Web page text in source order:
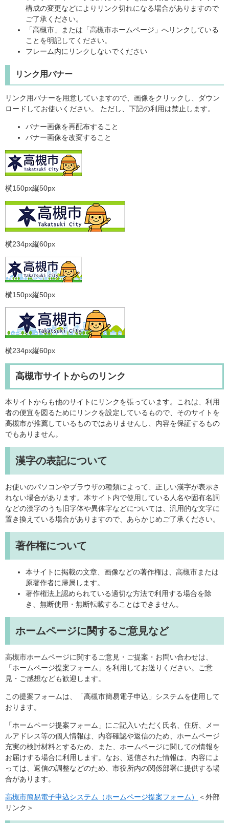
構成の変更などによりリンク切れになる場合がありますので
ご了承ください。
「高槻市」または「高槻市ホームページ」へリンクしている
ことを明記してください。
フレーム内にリンクしないでください
リンク用バナー
リンク用バナーを用意していますので、画像をクリックし、ダウン
ロードしてお使いください。 ただし、下記の利用は禁止します。
バナー画像を再配布すること
バナー画像を改変すること
横150px縦50px
横234px縦60px
横150px縦50px
横234px縦60px
高槻市サイトからのリンク
本サイトからも他のサイトにリンクを張っています。これは、利用
者の便宜を図るためにリンクを設定しているもので、そのサイトを
高槻市が推薦しているものではありませんし、内容を保証するもの
でもありません。
漢字の表記について
お使いのパソコンやブラウザの種類によって、正しい漢字が表示さ
れない場合があります。本サイト内で使用している人名や固有名詞
などの漢字のうち旧字体や異体字などについては、汎用的な文字に
置き換えている場合がありますので、あらかじめご了承ください。
著作権について
本サイトに掲載の文章、画像などの著作権は、高槻市または
原著作者に帰属します。
著作権法上認められている適切な方法で利用する場合を除
き、無断使用・無断転載することはできません。
ホームページに関するご意見など
高槻市ホームページに関するご意見・ご提案・お問い合わせは、
「ホームページ提案フォーム」を利用してお送りください。ご意
見・ご感想なども歓迎します。
この提案フォームは、「高槻市簡易電子申込」システムを使用して
おります。
「ホームページ提案フォーム」にご記入いただく氏名、住所、メー
ルアドレス等の個人情報は、内容確認や返信のため、ホームページ
充実の検討材料とするため、また、ホームページに関しての情報を
お届けする場合に利用します。なお、送信された情報は、内容によ
っては、返信の調整などのため、市役所内の関係部署に提供する場
合があります。
高槻市簡易電子申込システム（ホームページ提案フォーム）
＜外部
リンク＞